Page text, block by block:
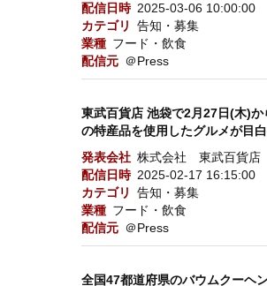
配信日時 2025-03-06 10:00:00
カテゴリ
告知・募集
業種 フード・飲食
配信元 ＠Press
東武百貨店 池袋で2月27日(木)
の特産品を使用したグルメが目
発表会社 株式会社 東武百貨店
配信日時 2025-02-17 16:15:00
カテゴリ
告知・募集
業種 フード・飲食
配信元 ＠Press
全国47都道府県のバウムクーヘ